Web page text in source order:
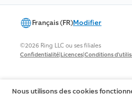
Français (FR)Modifier
©2026 Ring LLC ou ses filiales
Confidentialité|Licences|Conditions
Nous utilisons des cookies